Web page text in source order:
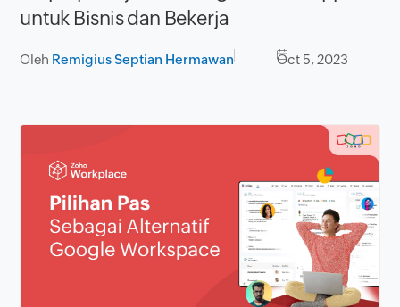
untuk Bisnis dan Bekerja
Oleh Remigius Septian Hermawan Oct 5, 2023